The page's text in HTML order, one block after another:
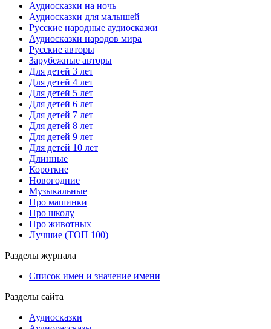
Аудиосказки на ночь
Аудиосказки для малышей
Русские народные аудиосказки
Аудиосказки народов мира
Русские авторы
Зарубежные авторы
Для детей 3 лет
Для детей 4 лет
Для детей 5 лет
Для детей 6 лет
Для детей 7 лет
Для детей 8 лет
Для детей 9 лет
Для детей 10 лет
Длинные
Короткие
Новогодние
Музыкальные
Про машинки
Про школу
Про животных
Лучшие (ТОП 100)
Разделы журнала
Список имен и значение имени
Разделы сайта
Аудиосказки